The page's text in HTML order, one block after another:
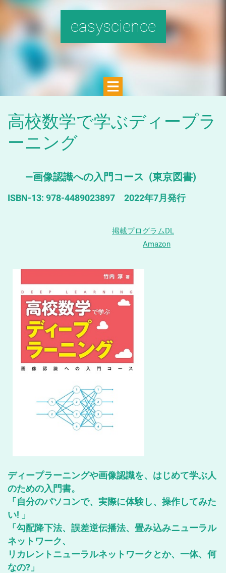
easyscience
高校数学で学ぶディープラ
ーニング
―画像認識への入門コース (東京図書)
ISBN-13: 978-4489023897 2022年7月発行
掲載プログラムDL
Amazon
ディープラーニングや画像認識を、はじめて学ぶ人
のための入門書。
「自分のパソコンで、実際に体験し、操作してみた
い! 」
「勾配降下法、誤差逆伝播法、畳み込みニューラル
ネットワーク、
リカレントニューラルネットワークとか、一体、何
なの?」